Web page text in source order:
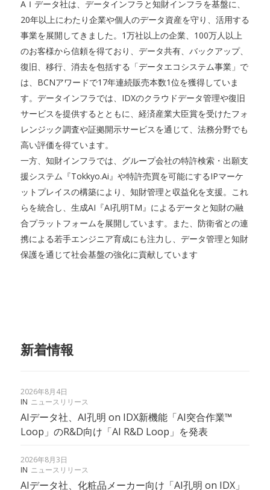
AＩデータ社は、データインフラと知財インフラを基盤に、
20年以上にわたり企業や個人のデータ資産を守り、活用する
事業を展開してきました。1万社以上の企業、100万人以上
のお客様から信頼を得ており、データ共有、バックアップ、
復旧、移行、消去を包括する「データエコシステム事業」で
は、BCNアワードで17年連続販売本数1位を獲得していま
す。データインフラでは、IDXのクラウドデータ管理や復旧
サービスを提供するとともに、経済産業大臣賞を受けたフォ
レンジック調査や証拠開示サービスを通じて、法務分野でも
高い評価を得ています。
一方、知財インフラでは、グループ会社の特許検索・出願支
援システム『Tokkyo.Ai』や特許売買を可能にするIPマーケ
ットプレイスの構築により、知財管理と収益化を支援。これ
らを統合し、生成AI『AI孔明TM』によるデータと知財の融
合プラットフォームを展開しています。また、防衛省との連
携による若手エンジニア育成にも注力し、データ管理と知財
保護を通じて社会基盤の強化に貢献しています
新着情報
2026年8月4日
IN ニュースリリース
AIデータ社、AI孔明 on IDX新機能「AI突合作業™︎
Loop」のR&D向け「AI R&D Loop」を発表
2026年8月3日
IN ニュースリリース
AIデータ社、化粧品メーカー向け「AI孔明 on IDX」